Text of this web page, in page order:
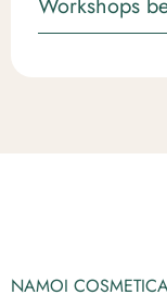
NAMOI